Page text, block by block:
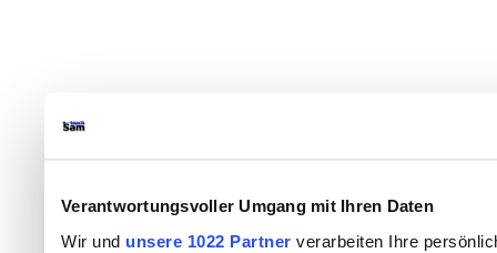
Verantwortungsvoller Umgang mit Ihren Daten
Wir und unsere 1022 Partner verarbeiten Ihre